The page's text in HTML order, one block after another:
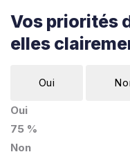
Vos priorités
elles
Oui
Oui
75 %
Non